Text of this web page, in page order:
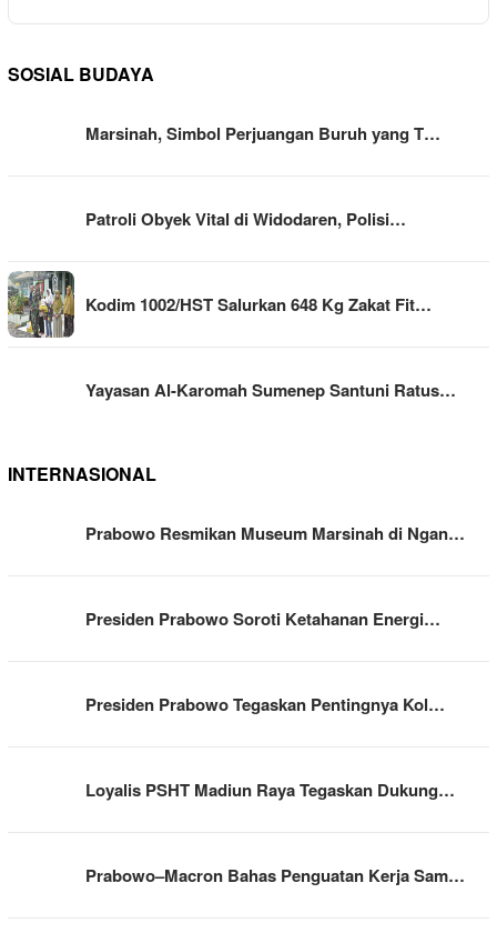
SOSIAL BUDAYA
Marsinah, Simbol Perjuangan Buruh yang T…
Patroli Obyek Vital di Widodaren, Polisi…
Kodim 1002/HST Salurkan 648 Kg Zakat Fit…
Yayasan Al-Karomah Sumenep Santuni Ratus…
INTERNASIONAL
Prabowo Resmikan Museum Marsinah di Ngan…
Presiden Prabowo Soroti Ketahanan Energi…
Presiden Prabowo Tegaskan Pentingnya Kol…
Loyalis PSHT Madiun Raya Tegaskan Dukung…
Prabowo–Macron Bahas Penguatan Kerja Sam…